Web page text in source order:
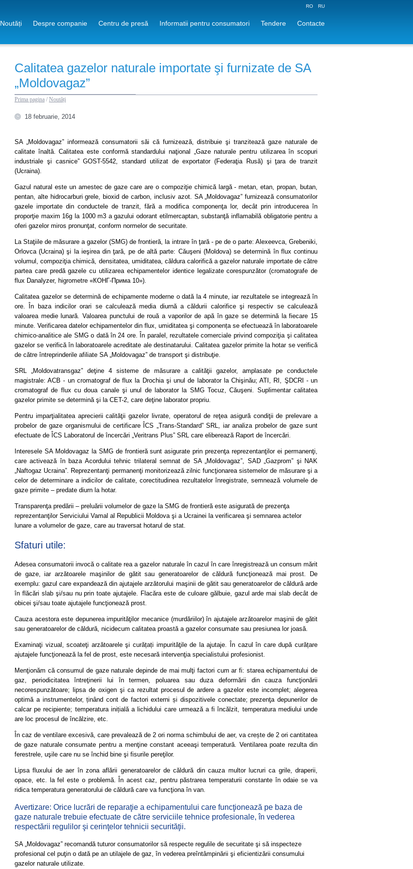
RO RU
Noutăți Despre companie Centru de presă Informatii pentru consumatori Tendere Contacte
Calitatea gazelor naturale importate şi furnizate de SA
„Moldovagaz”
Prima pagina / Noutăți
18 februarie, 2014
SA „Moldovagaz” informează consumatorii săi că furnizează, distribuie şi tranzitează gaze naturale de
calitate înaltă. Calitatea este conformă standardului naţional „Gaze naturale pentru utilizarea în scopuri
industriale şi casnice” GOST-5542, standard utilizat de exportator (Federaţia Rusă) şi ţara de tranzit
(Ucraina).
Gazul natural este un amestec de gaze care are o compoziţie chimică largă - metan, etan, propan, butan,
pentan, alte hidrocarburi grele, bioxid de carbon, inclusiv azot. SA „Moldovagaz” furnizează consumatorilor
gazele importate din conductele de tranzit, fără a modifica componenţa lor, decât prin introducerea în
proporţie maxim 16g la 1000 m3 a gazului odorant etilmercaptan, substanţă inflamabilă obligatorie pentru a
oferi gazelor miros pronunţat, conform normelor de securitate.
La Staţiile de măsurare a gazelor (SMG) de frontieră, la intrare în ţară - pe de o parte: Alexeevca, Grebeniki,
Orlovca (Ucraina) şi la ieşirea din ţară, pe de altă parte: Căuşeni (Moldova) se determină în flux continuu
volumul, compoziţia chimică, densitatea, umiditatea, căldura calorifică a gazelor naturale importate de către
partea care predă gazele cu utilizarea echipamentelor identice legalizate corespunzător (cromatografe de
flux Danalyzer, higrometre «КОНГ-Прима 10»).
Calitatea gazelor se determină de echipamente moderne o dată la 4 minute, iar rezultatele se integrează în
ore. În baza indicilor orari se calculează media diurnă a căldurii calorifice şi respectiv se calculează
valoarea medie lunară. Valoarea punctului de rouă a vaporilor de apă în gaze se determină la fiecare 15
minute. Verificarea datelor echipamentelor din flux, umiditatea şi componența se efectuează în laboratoarele
chimico-analitice ale SMG o dată în 24 ore. În paralel, rezultatele comerciale privind compoziţia şi calitatea
gazelor se verifică în laboratoarele acreditate ale destinatarului. Calitatea gazelor primite la hotar se verifică
de către întreprinderile afiliate SA „Moldovagaz” de transport şi distribuţie.
SRL „Moldovatransgaz” deţine 4 sisteme de măsurare a calităţii gazelor, amplasate pe conductele
magistrale: ACB - un cromatograf de flux la Drochia şi unul de laborator la Chişinău; ATI, RI, ŞDCRI - un
cromatograf de flux cu doua canale şi unul de laborator la SMG Tocuz, Căuşeni. Suplimentar calitatea
gazelor primite se determină şi la CET-2, care deţine laborator propriu.
Pentru imparţialitatea aprecierii calităţii gazelor livrate, operatorul de reţea asigură condiţii de prelevare a
probelor de gaze organismului de certificare ÎCS „Trans-Standard” SRL, iar analiza probelor de gaze sunt
efectuate de ÎCS Laboratorul de încercări „Veritrans Plus” SRL care eliberează Raport de încercări.
Interesele SA Moldovagaz la SMG de frontieră sunt asigurate prin prezenţa reprezentanţilor ei permanenţi,
care activează în baza Acordului tehnic trilateral semnat de SA „Moldovagaz”, SAD „Gazprom” şi NAK
„Naftogaz Ucraina”. Reprezentanţi permanenţi monitorizează zilnic funcţionarea sistemelor de măsurare şi a
celor de determinare a indicilor de calitate, corectitudinea rezultatelor înregistrate, semnează volumele de
gaze primite – predate diurn la hotar.
Transparenţa predării – preluării volumelor de gaze la SMG de frontieră este asigurată de prezenţa
reprezentanţilor Serviciului Vamal al Republicii Moldova şi a Ucrainei la verificarea şi semnarea actelor
lunare a volumelor de gaze, care au traversat hotarul de stat.
Sfaturi utile:
Adesea consumatorii invocă o calitate rea a gazelor naturale în cazul în care înregistrează un consum mărit
de gaze, iar arzătoarele maşinilor de gătit sau generatoarelor de căldură funcţionează mai prost. De
exemplu: gazul care expandează din ajutajele arzătorului maşinii de gătit sau generatoarelor de căldură arde
în flăcări slab şi/sau nu prin toate ajutajele. Flacăra este de culoare gălbuie, gazul arde mai slab decât de
obicei şi/sau toate ajutajele funcţionează prost.
Cauza acestora este depunerea impurităţilor mecanice (murdăriilor) în ajutajele arzătoarelor maşinii de gătit
sau generatoarelor de căldură, nicidecum calitatea proastă a gazelor consumate sau presiunea lor joasă.
Examinaţi vizual, scoateţi arzătoarele şi curățați impurităţile de la ajutaje. În cazul în care după curățare
ajutajele funcţionează la fel de prost, este necesară intervenţia specialistului profesionist.
Menţionăm că consumul de gaze naturale depinde de mai mulţi factori cum ar fi: starea echipamentului de
gaz, periodicitatea întreţinerii lui în termen, poluarea sau duza deformării din cauza funcţionării
necorespunzătoare; lipsa de oxigen şi ca rezultat procesul de ardere a gazelor este incomplet; alegerea
optimă a instrumentelor, ținând cont de factori externi și dispozitivele conectate; prezenţa depunerilor de
calcar pe recipiente; temperatura inițială a lichidului care urmează a fi încălzit, temperatura mediului unde
are loc procesul de încălzire, etc.
În caz de ventilare excesivă, care prevalează de 2 ori norma schimbului de aer, va crește de 2 ori cantitatea
de gaze naturale consumate pentru a menţine constant aceeaşi temperatură. Ventilarea poate rezulta din
ferestrele, uşile care nu se închid bine şi fisurile pereţilor.
Lipsa fluxului de aer în zona aflării generatoarelor de căldură din cauza multor lucruri ca grile, draperii,
opace, etc. la fel este o problemă. În acest caz, pentru păstrarea temperaturii constante în odaie se va
ridica temperatura generatorului de căldură care va funcţiona în van.
Avertizare: Orice lucrări de reparaţie a echipamentului care funcţionează pe baza de
gaze naturale trebuie efectuate de către serviciile tehnice profesionale, în vederea
respectării regulilor şi cerinţelor tehnicii securităţii.
SA „Moldovagaz” recomandă tuturor consumatorilor să respecte regulile de securitate şi să inspecteze
profesional cel puţin o dată pe an utilajele de gaz, în vederea preîntâmpinării şi eficientizării consumului
gazelor naturale utilizate.